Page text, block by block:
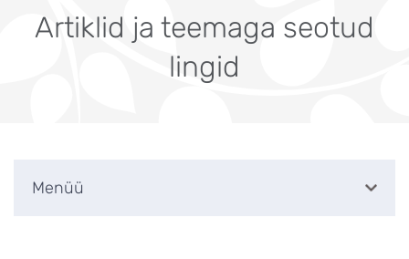
Artiklid ja teemaga seotud
lingid
Menüü